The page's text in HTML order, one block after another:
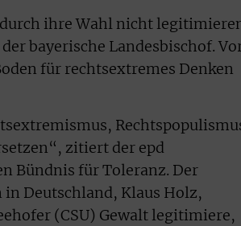
ihre Wahl nicht
bayerische Landesbischof.
für rechtsextremes Denken
zitiert der epd
Bündnis für Toleranz. Der
in Deutschland, Klaus Holz,
(CSU) Gewalt legitimiere,